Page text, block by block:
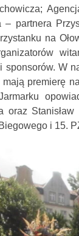
– partnera
na
sponsorów. W
mają premierę
oraz
i 15.